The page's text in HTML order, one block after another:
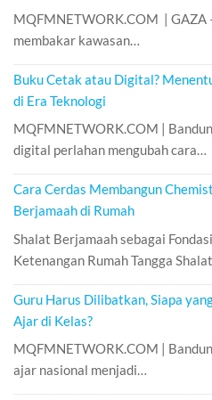
MQFMNETWORK.COM | GAZA
membakar kawasan…
Buku Cetak atau Digital?
di Era Teknologi
MQFMNETWORK.COM |
digital perlahan mengubah cara…
Cara Cerdas Membangun
Berjamaah di Rumah
Shalat Berjamaah sebagai
Ketenangan Rumah Tangga
Guru Harus Dilibatkan, Siapa
Ajar di Kelas?
MQFMNETWORK.COM |
ajar nasional menjadi…